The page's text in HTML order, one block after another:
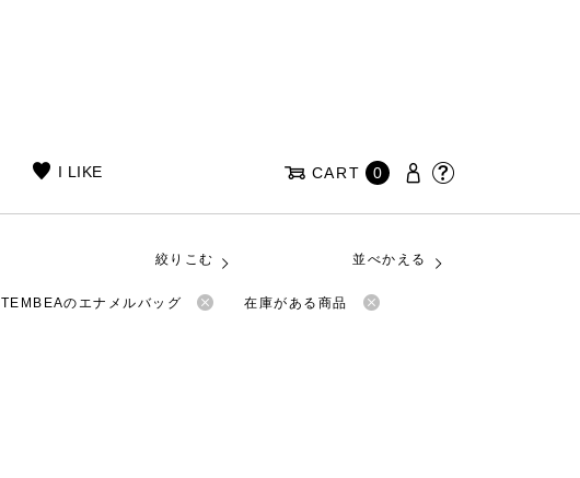
I LIKE CART 0
絞りこむ 並べかえる
TEMBEAのエナメルバッグ 在庫がある商品